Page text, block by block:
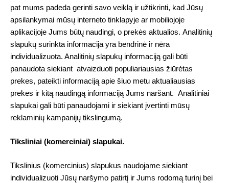
pat mums padeda gerinti savo veiklą ir užtikrinti, kad Jūsų
apsilankymai mūsų interneto tinklapyje ar mobiliojoje
aplikacijoje Jums būtų naudingi, o prekės aktualios. Analitinių
slapukų surinkta informacija yra bendrinė ir nėra
individualizuota. Analitinių slapukų informaciją gali būti
panaudota siekiant atvaizduoti populiariausias žiūrėtas
prekes, pateikti informaciją apie šiuo metu aktualiausias
prekes ir kitą naudingą informaciją Jums naršant. Analitiniai
slapukai gali būti panaudojami ir siekiant įvertinti mūsų
reklaminių kampanijų tikslingumą.
Tiksliniai (komerciniai) slapukai.
Tikslinius (komercinius) slapukus naudojame siekiant
individualizuoti Jūsų naršymo patirtį ir Jums rodomą turinį bei